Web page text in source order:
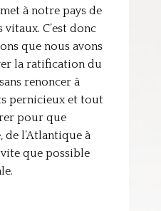
à notre pays de
C’est donc
que nous avons
la ratification du
renoncer à
pernicieux et tout
pour que
de l’Atlantique à
vite que possible